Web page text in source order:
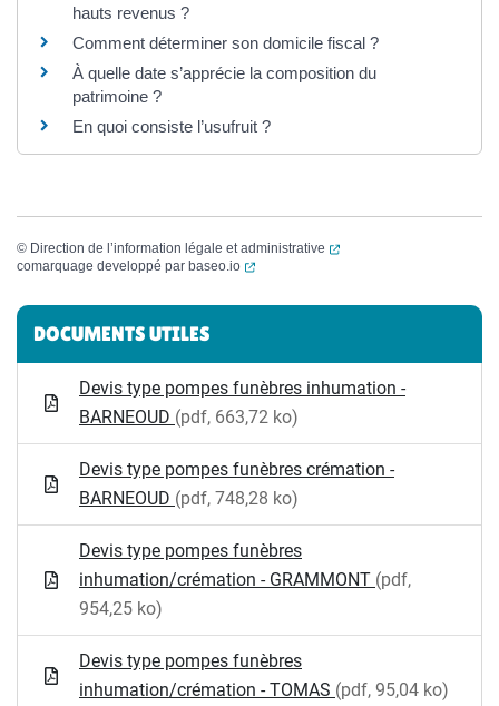
hauts revenus ?
Comment déterminer son domicile fiscal ?
À quelle date s’apprécie la composition du
patrimoine ?
En quoi consiste l’usufruit ?
© Direction de l’information légale et administrative
(ouverture dans un
comarquage developpé par baseo.io (ouverture dans un nouvel onglet)
Informations complémentaires
DOCUMENTS UTILES
Devis type pompes funèbres inhumation -
BARNEOUD (pdf, 663,72 ko)
Devis type pompes funèbres crémation -
BARNEOUD (pdf, 748,28 ko)
Devis type pompes funèbres
inhumation/crémation - GRAMMONT (pdf,
954,25 ko)
Devis type pompes funèbres
inhumation/crémation - TOMAS (pdf, 95,04 ko)